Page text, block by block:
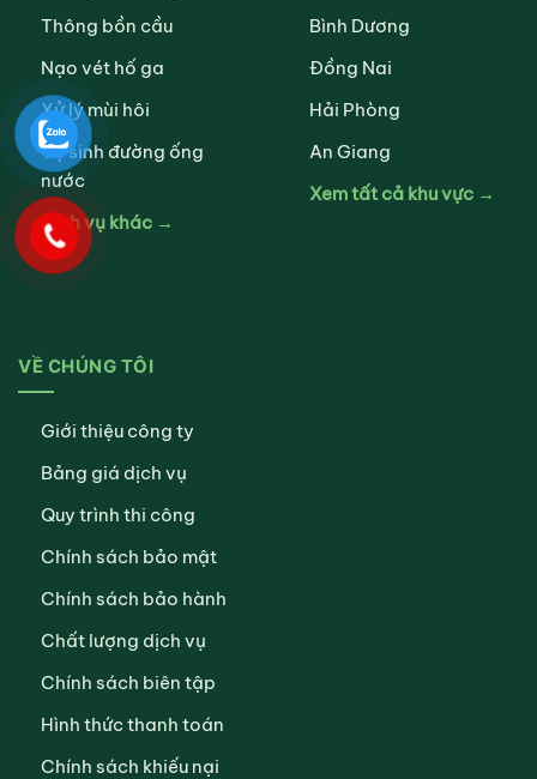
Thông bồn cầu
Nạo vét hố ga
Xử lý mùi hôi
Vệ sinh đường ống
nước
Dịch vụ khác →
Bình Dương
Đồng Nai
Hải Phòng
An Giang
Xem tất cả khu vực →
VỀ CHÚNG TÔI
Giới thiệu công ty
Bảng giá dịch vụ
Quy trình thi công
Chính sách bảo mật
Chính sách bảo hành
Chất lượng dịch vụ
Chính sách biên tập
Hình thức thanh toán
Chính sách khiếu nại